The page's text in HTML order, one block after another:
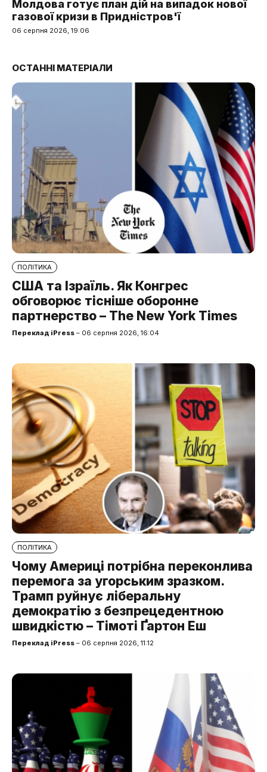
Молдова готує план дій на випадок нової
газової кризи в Придністров'ї
06 серпня 2026, 19:06
ОСТАННІ МАТЕРІАЛИ
ПОЛІТИКА
США та Ізраїль. Як Конгрес
обговорює тісніше оборонне
партнерство – The New York Times
Переклад iPress – 06 серпня 2026, 16:04
ПОЛІТИКА
Чому Америці потрібна переконлива
перемога за угорським зразком.
Трамп руйнує ліберальну
демократію з безпрецедентною
швидкістю – Тімоті Ґартон Еш
Переклад iPress – 06 серпня 2026, 11:12